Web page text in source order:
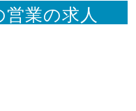
業の求人